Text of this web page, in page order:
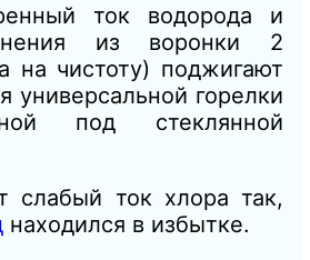
ток водорода и
из воронки 2
на чистоту) поджигают
универсальной горелки
под стеклянной
слабый ток хлора так,
находился в избытке.